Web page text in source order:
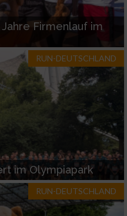
Firmenlauf im
RUN-DEUTSCHLAND
im Olympiapark
RUN-DEUTSCHLAND